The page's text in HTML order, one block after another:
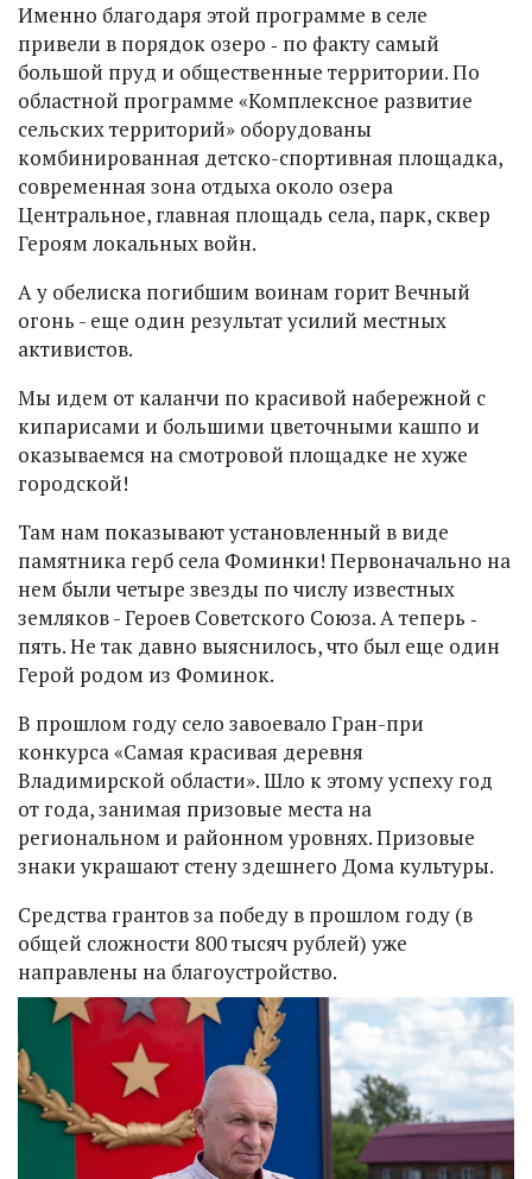
Именно благодаря этой программе в селе
привели в порядок озеро ‑ по факту самый
большой пруд и общественные территории. По
областной программе «Комплексное развитие
сельских территорий» оборудованы
комбинированная детско-спортивная площадка,
современная зона отдыха около озера
Центральное, главная площадь села, парк, сквер
Героям локальных войн.
А у обелиска погибшим воинам горит Вечный
огонь - еще один результат усилий местных
активистов.
Мы идем от каланчи по красивой набережной с
кипарисами и большими цветочными кашпо и
оказываемся на смотровой площадке не хуже
городской!
Там нам показывают установленный в виде
памятника герб села Фоминки! Первоначально на
нем были четыре звезды по числу известных
земляков - Героев Советского Союза. А теперь ‑
пять. Не так давно выяснилось, что был еще один
Герой родом из Фоминок.
В прошлом году село завоевало Гран-при
конкурса «Самая красивая деревня
Владимирской области». Шло к этому успеху год
от года, занимая призовые места на
региональном и районном уровнях. Призовые
знаки украшают стену здешнего Дома культуры.
Средства грантов за победу в прошлом году (в
общей сложности 800 тысяч рублей) уже
направлены на благоустройство.